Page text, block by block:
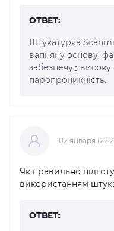
ОТВЕТ:
Штукатурка
вапняну основу,
забезпечує високу
паропроникність.
02 января
Як правильно
використанням
ОТВЕТ: